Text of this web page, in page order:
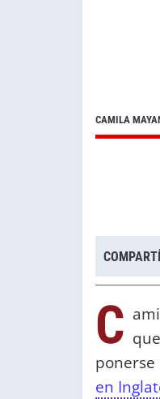
CAMILA
C que
ponerse
en